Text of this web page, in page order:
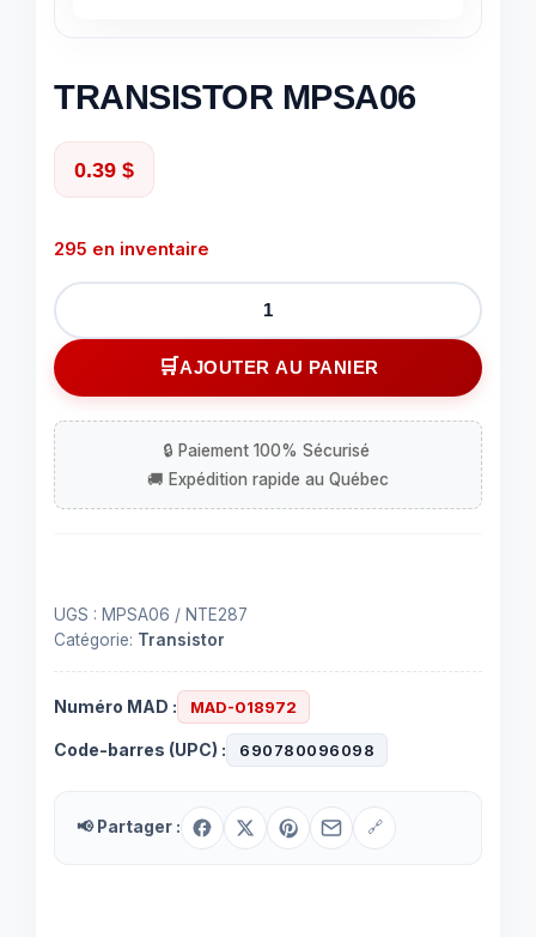
TRANSISTOR MPSA06
0.39 $
295 en inventaire
quantité
de
TRANSISTOR
MPSA06
AJOUTER AU PANIER
UGS : MPSA06 / NTE287
Catégorie: Transistor
Numéro MAD : MAD-018972
Code-barres (UPC) : 690780096098
📢 Partager : 🔗